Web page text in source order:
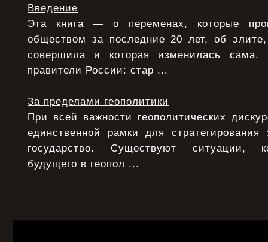
Введение
Эта книга — о переменах, которые
обществом за последние 20 лет, об
совершила и которая изменилась
правители России: стар ...
За пределами геополитики
При всей важности геополитических
единственной рамки для
государство. Существуют ситуации,
будущего в геопол ...